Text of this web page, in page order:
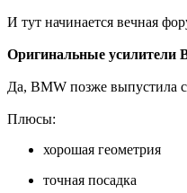
И тут начинается вечная
Оригинальные усилители
Да, BMW позже выпустила
Плюсы:
хорошая геометрия
точная посадка